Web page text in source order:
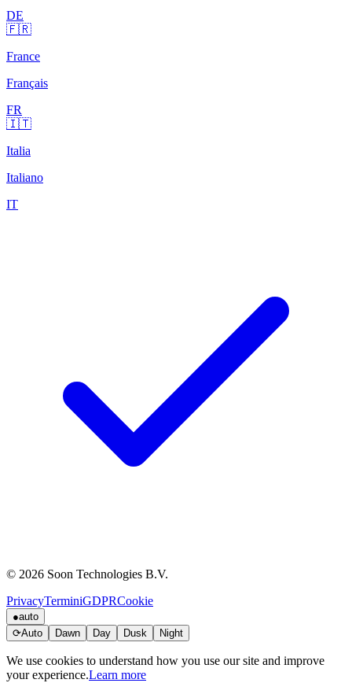
DE
🇫🇷
France
Français
FR
🇮🇹
Italia
Italiano
IT
© 2026 Soon Technologies B.V.
PrivacyTerminiGDPRCookie
●auto
⟳Auto Dawn Day Dusk Night
We use cookies to understand how you use our site and improve
your experience.Learn more